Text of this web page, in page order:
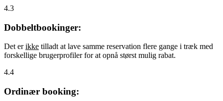
4.3
Dobbeltbookinger:
Det erikke tilladt at lave samme reservation flere gange i træk med
forskellige brugerprofiler for at opnå størst mulig rabat.
4.4
Ordinær booking: